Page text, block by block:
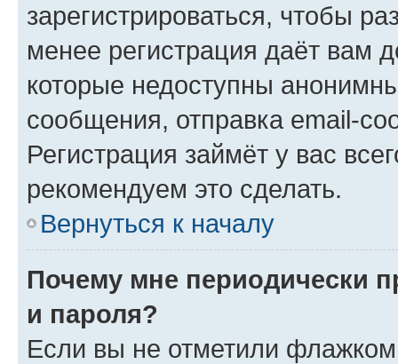
зарегистрироваться, чтобы
менее регистрация даёт вам
которые недоступны
сообщения, отправка email-
Регистрация займёт у вас
рекомендуем это сделать.
Вернуться к началу
Почему мне периодически
и пароля?
Если вы не отметили